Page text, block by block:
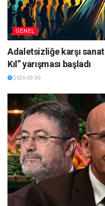
GENEL
Adaletsizliğe karşı
Kıl” yarışması başladı
2026-03-30